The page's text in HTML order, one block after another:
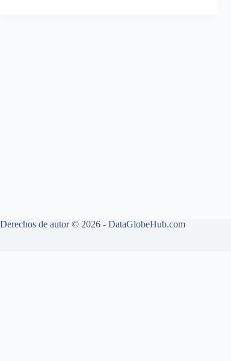
Derechos de autor © 2026 - DataGlobeHub.com